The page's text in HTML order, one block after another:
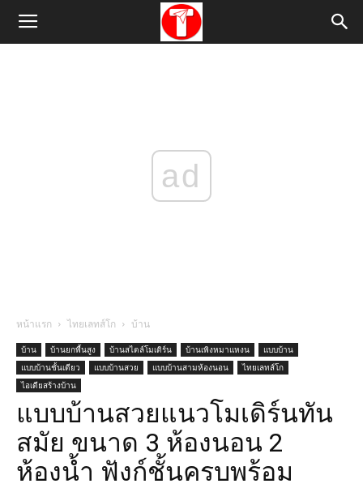
ad
หน้าแรก ไทยเลทส์โก บ้าน
บ้าน บ้านยกพื้นสูง บ้านสไตล์โมเดิร์น บ้านเพิงหมาแหงน
แบบบ้าน
แบบบ้านชั้นเดียว
แบบบ้านสวย แบบบ้านสามห้องนอน
ไทยเลทส์โก
ไอเดียสร้างบ้าน
แบบบ้านสวยแนวโมเดิร์นทัน
สมัย ขนาด 3 ห้องนอน 2
ห้องน้ำ ฟังก์ชั้นครบพร้อม